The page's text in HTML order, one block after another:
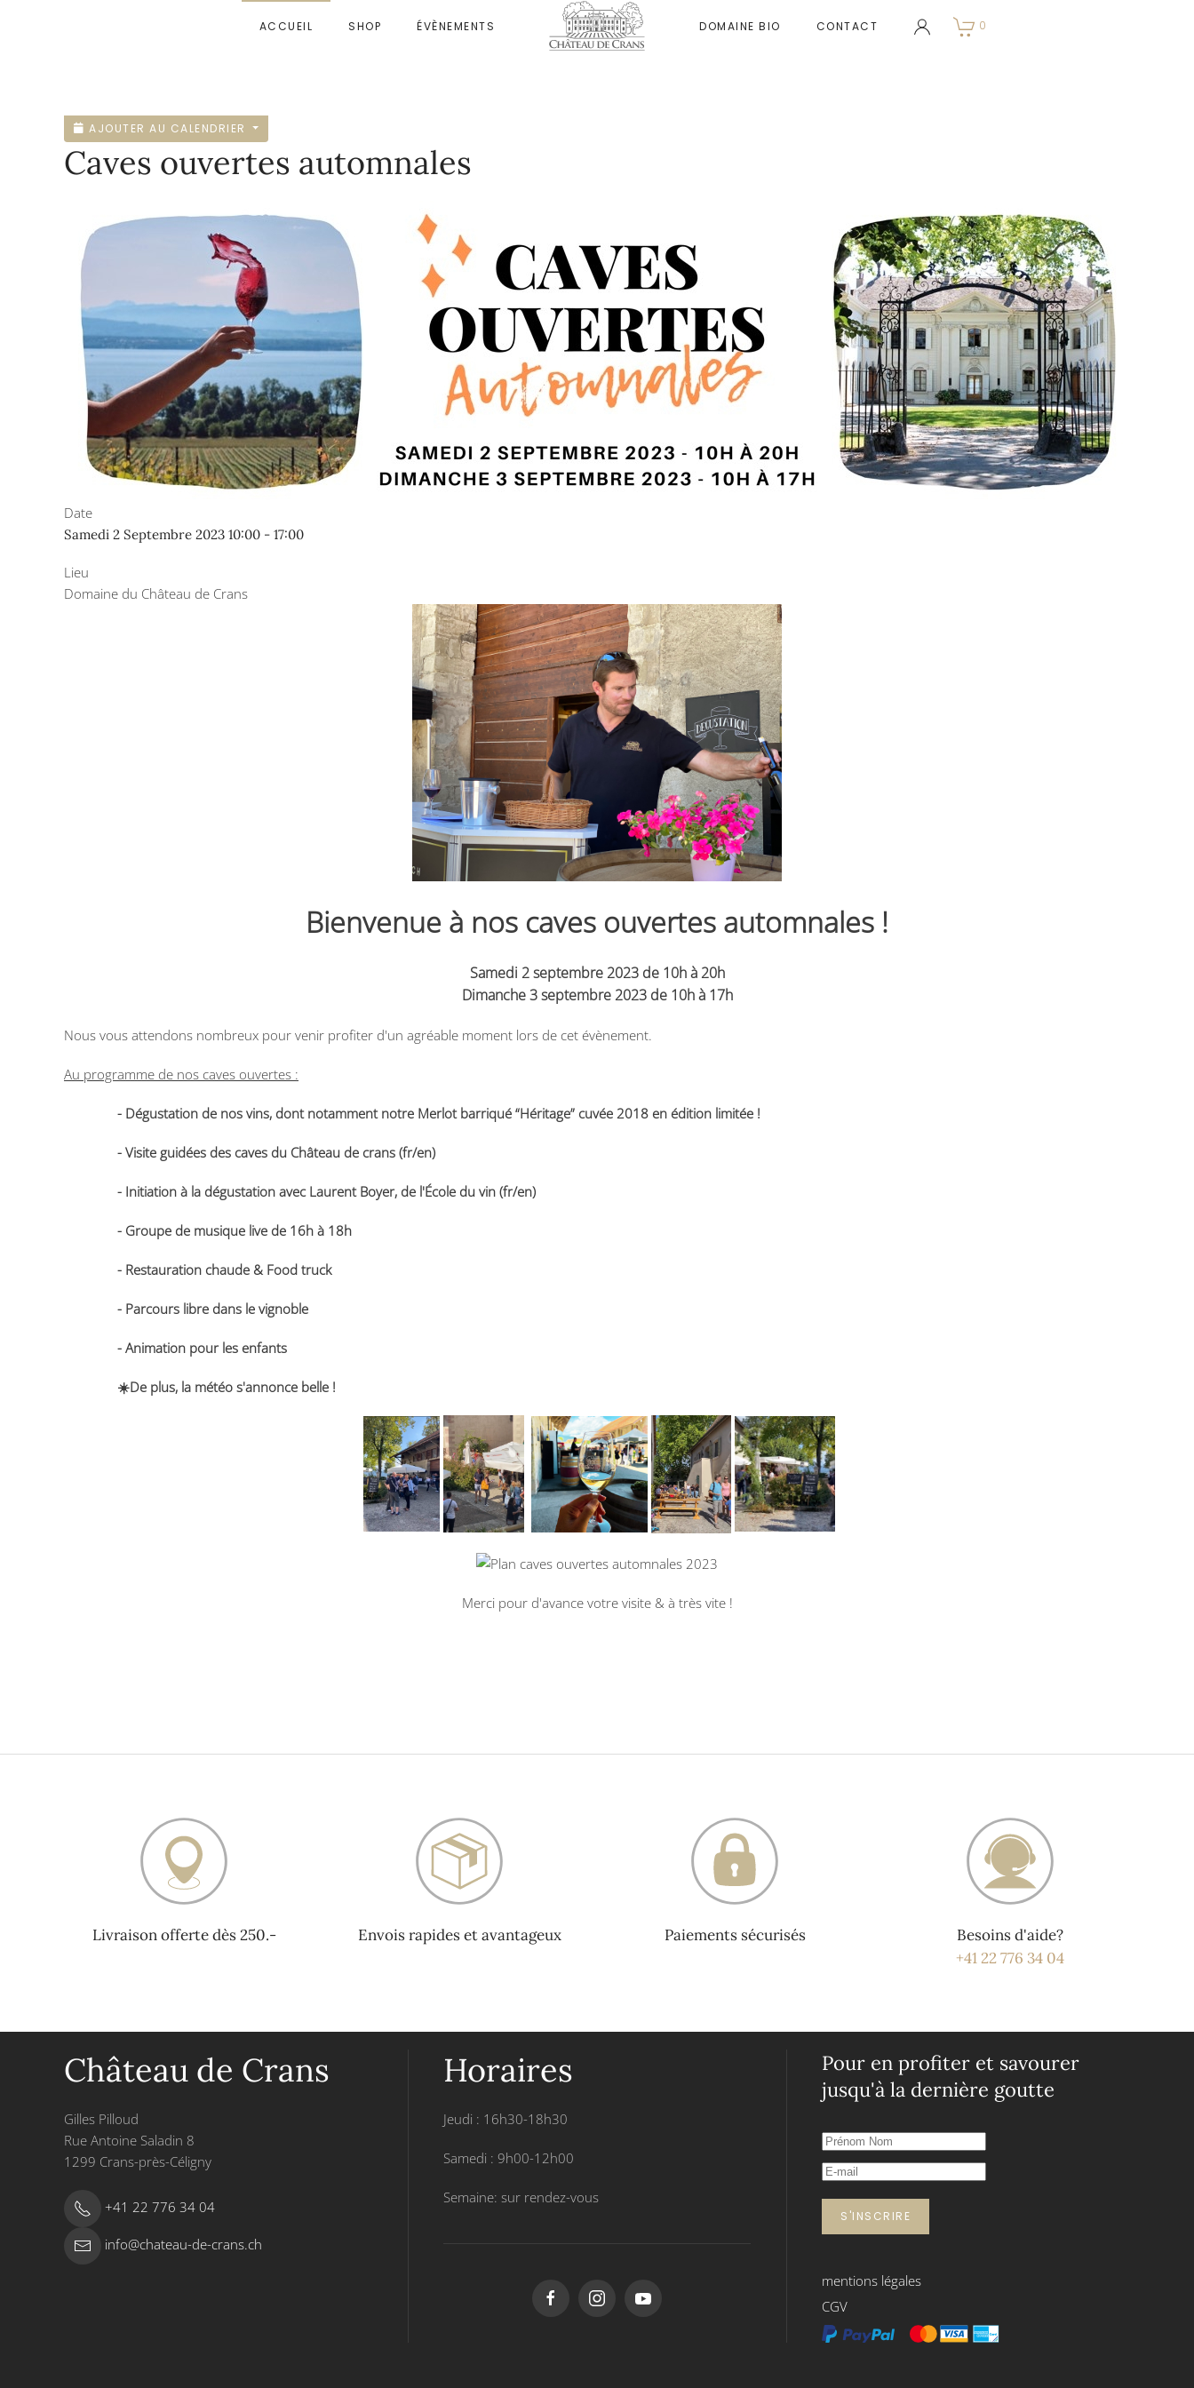
ACCUEIL SHOP ÉVÈNEMENTS DOMAINE BIO CONTACT 0
AJOUTER AU CALENDRIER
Caves ouvertes automnales
Date
Samedi 2 Septembre 2023 10:00 - 17:00
Lieu
Domaine du Château de Crans
Bienvenue à nos caves ouvertes automnales !
Samedi 2 septembre 2023 de 10h à 20h
Dimanche 3 septembre 2023 de 10h à 17h
Nous vous attendons nombreux pour venir profiter d'un agréable moment lors de cet évènement.
Au programme de nos caves ouvertes :
- Dégustation de nos vins, dont notamment notre Merlot barriqué “Héritage” cuvée 2018 en édition limitée !
- Visite guidées des caves du Château de crans (fr/en)
- Initiation à la dégustation avec Laurent Boyer, de l'École du vin (fr/en)
- Groupe de musique live de 16h à 18h
- Restauration chaude & Food truck
- Parcours libre dans le vignoble
- Animation pour les enfants
☀️De plus, la météo s'annonce belle !
Merci pour d'avance votre visite & à très vite !
Livraison offerte dès 250.- Envois rapides et avantageux Paiements sécurisés
Besoins d'aide?
+41 22 776 34 04
Château de Crans
Gilles Pilloud
Rue Antoine Saladin 8
1299 Crans-près-Céligny
+41 22 776 34 04
info@chateau-de-crans.ch
Horaires
Jeudi : 16h30-18h30
Samedi : 9h00-12h00
Semaine: sur rendez-vous
Pour en profiter et savourer
jusqu'à la dernière goutte
S'INSCRIRE
mentions légales
CGV